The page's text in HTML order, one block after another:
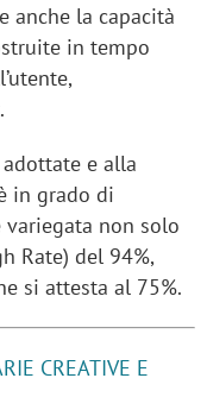
anche la capacità
in tempo
e alla
in grado di
non solo
Rate) del 94%,
si attesta al 75%.
CREATIVE E